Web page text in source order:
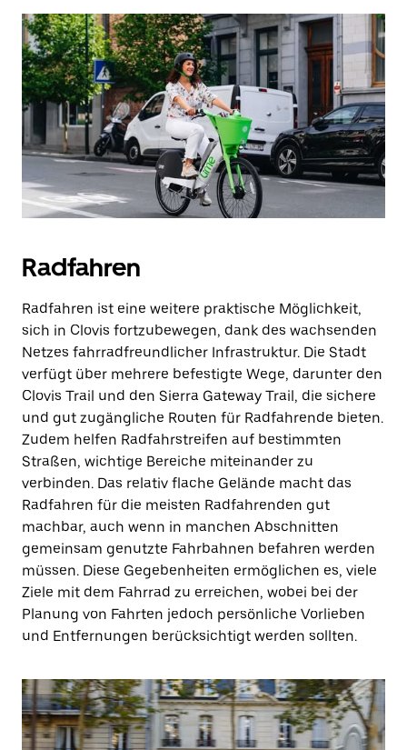
Radfahren
Radfahren ist eine weitere praktische Möglichkeit,
sich in Clovis fortzubewegen, dank des wachsenden
Netzes fahrradfreundlicher Infrastruktur. Die Stadt
verfügt über mehrere befestigte Wege, darunter den
Clovis Trail und den Sierra Gateway Trail, die sichere
und gut zugängliche Routen für Radfahrende bieten.
Zudem helfen Radfahrstreifen auf bestimmten
Straßen, wichtige Bereiche miteinander zu
verbinden. Das relativ flache Gelände macht das
Radfahren für die meisten Radfahrenden gut
machbar, auch wenn in manchen Abschnitten
gemeinsam genutzte Fahrbahnen befahren werden
müssen. Diese Gegebenheiten ermöglichen es, viele
Ziele mit dem Fahrrad zu erreichen, wobei bei der
Planung von Fahrten jedoch persönliche Vorlieben
und Entfernungen berücksichtigt werden sollten.